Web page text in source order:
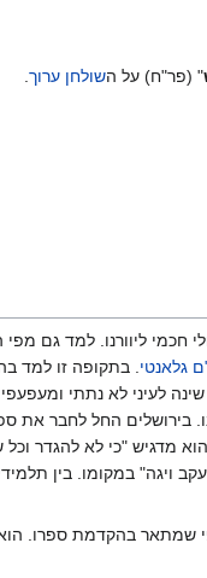
" (פר"ח) על השולחן ערוך.
חכמי ליוורנו. למד גם מפי
גלאנטי. בתקופה זו למד
לעיני לא נתתי
בירושלים החל לחבר את
מדגיש "כי לא להגדר
במקומו. בין
שמתאר בהקדמת ספרו.